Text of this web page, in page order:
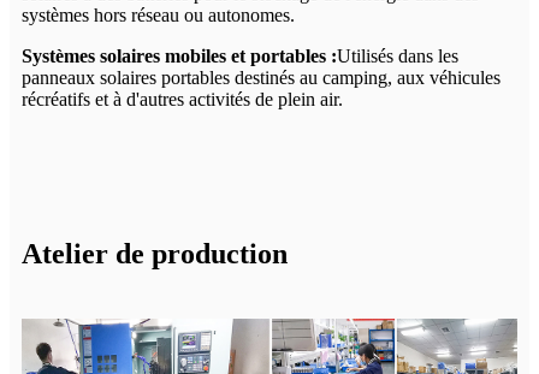
systèmes hors réseau ou autonomes.
Systèmes solaires mobiles et portables :Utilisés dans les
panneaux solaires portables destinés au camping, aux véhicules
récréatifs et à d'autres activités de plein air.
Atelier de production